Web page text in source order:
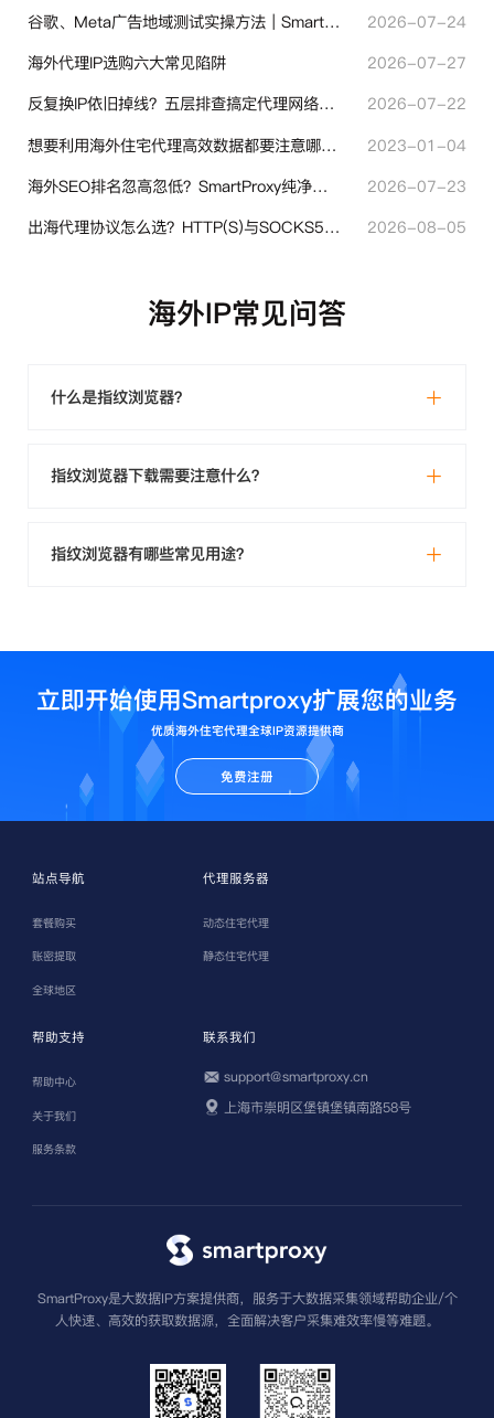
谷歌、Meta广告地域测试实操方法｜SmartProxy落地优化指南
2026-07-24
海外代理IP选购六大常见陷阱
2026-07-27
反复换IP依旧掉线？五层排查搞定代理网络异常
2026-07-22
想要利用海外住宅代理高效数据都要注意哪些地方？
2023-01-04
海外SEO排名忽高忽低？SmartProxy纯净住宅IP助力站点权重稳定
2026-07-23
出海代理协议怎么选？HTTP(S)与SOCKS5核心差异与选型技巧
2026-08-05
海外IP常见问答
什么是指纹浏览器？
指纹浏览器下载需要注意什么？
指纹浏览器有哪些常见用途？
立即开始使用Smartproxy扩展您的业务
优质海外住宅代理全球IP资源提供商
免费注册
站点导航
套餐购买
账密提取
全球地区
代理服务器
动态住宅代理
静态住宅代理
帮助支持
帮助中心
关于我们
服务条款
联系我们
support@smartproxy.cn
上海市崇明区堡镇堡镇南路58号
SmartProxy是大数据IP方案提供商，服务于大数据采集领域帮助企业/个
人快速、高效的获取数据源，全面解决客户采集难效率慢等难题。